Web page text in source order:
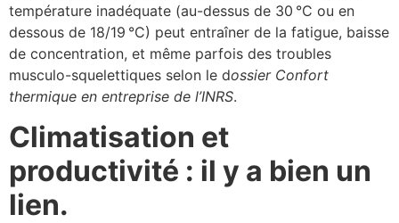
température inadéquate (au-dessus de 30 °C ou en
dessous de 18/19 °C) peut entraîner de la fatigue, baisse
de concentration, et même parfois des troubles
musculo-squelettiques selon le dossier Confort
thermique en entreprise de l’INRS.
Climatisation et
productivité : il y a bien un
lien.